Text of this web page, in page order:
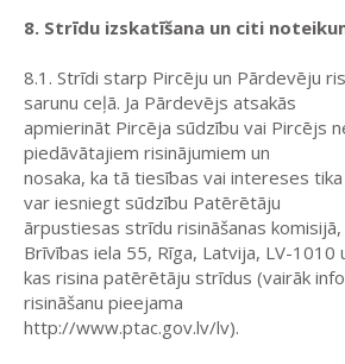
8. Strīdu izskatīšana un citi
8.1. Strīdi starp Pircēju un Pārdevēju
sarunu ceļā. Ja Pārdevējs atsakās
apmierināt Pircēja sūdzību vai Pircējs
piedāvātajiem risinājumiem un
nosaka, ka tā tiesības vai intereses
var iesniegt sūdzību Patērētāju
ārpustiesas strīdu risināšanas
Brīvības iela 55, Rīga, Latvija, LV-1010
kas risina patērētāju strīdus (vairāk
risināšanu pieejama
http://www.ptac.gov.lv/lv).